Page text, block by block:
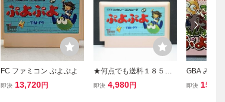
FC ファミコン ぷよぷよ
即決 13,720円
★何点でも送料１８５円
★ ぷよぷよ ファミコン
即決 4,980円
GBA みん
新品未使
即決